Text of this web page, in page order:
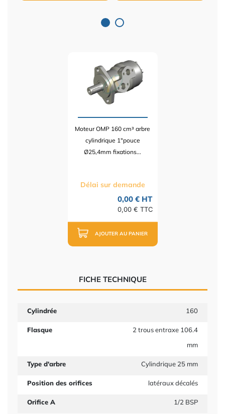
Moteur OMP 160 cm³ arbre
cylindrique 1"pouce
Ø25,4mm fixations...
Délai sur demande
0,00 € HT
0,00 € TTC
AJOUTER AU PANIER
FICHE TECHNIQUE
Cylindrée 160
Flasque
2 trous entraxe 106.4
mm
Type d'arbre Cylindrique 25 mm
Position des orifices latéraux décalés
Orifice A 1/2 BSP